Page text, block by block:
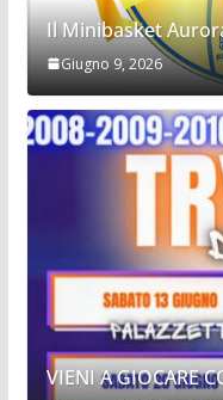
Il Minibasket
Giugno 9, 2026
VIENI A GIOCARE